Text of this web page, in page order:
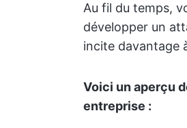
Au fil du temps,
développer un
incite davantage
Voici un aperçu
entreprise :